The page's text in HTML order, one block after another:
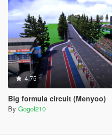
4.75
Big formula circuit (Menyoo)
By Gogol210